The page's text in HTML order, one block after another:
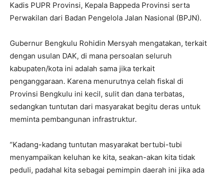
Kadis PUPR Provinsi, Kepala Bappeda Provinsi serta
Perwakilan dari Badan Pengelola Jalan Nasional (BPJN).
Gubernur Bengkulu Rohidin Mersyah mengatakan, terkait
dengan usulan DAK, di mana persoalan seluruh
kabupaten/kota ini adalah sama jika terkait
penganggaraan. Karena menurutnya celah fiskal di
Provinsi Bengkulu ini kecil, sulit dan dana terbatas,
sedangkan tuntutan dari masyarakat begitu deras untuk
meminta pembangunan infrastruktur.
“Kadang-kadang tuntutan masyarakat bertubi-tubi
menyampaikan keluhan ke kita, seakan-akan kita tidak
peduli, padahal kita sebagai pemimpin daerah ini jika ada